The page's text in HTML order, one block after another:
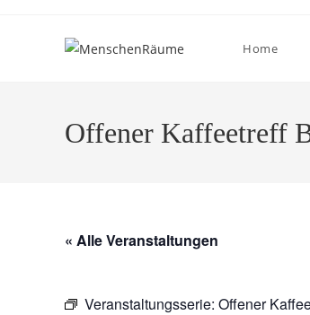
Home
Offener Kaffeetreff
« Alle Veranstaltungen
Veranstaltungsserie: Offener